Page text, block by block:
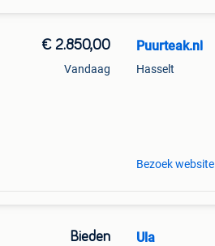
€ 2.850,00
Vandaag
Puurteak.nl
Hasselt
Bezoek website
Bieden Ula